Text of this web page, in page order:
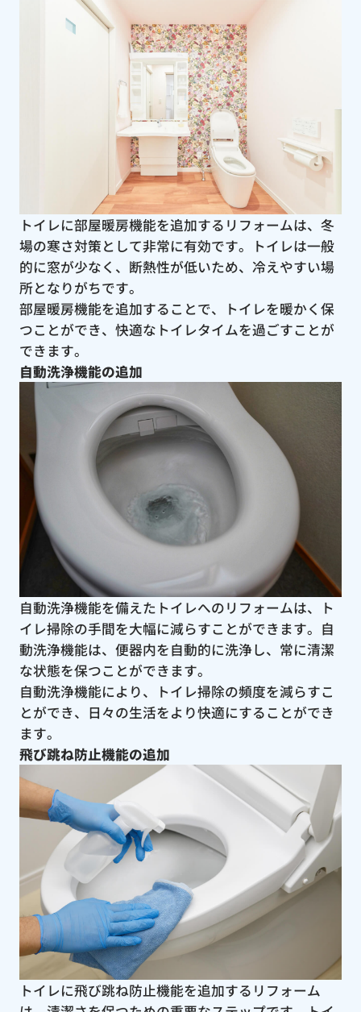
トイレに部屋暖房機能を追加するリフォームは、冬
場の寒さ対策として非常に有効です。トイレは一般
的に窓が少なく、断熱性が低いため、冷えやすい場
所となりがちです。
部屋暖房機能を追加することで、トイレを暖かく保
つことができ、快適なトイレタイムを過ごすことが
できます。
自動洗浄機能の追加
自動洗浄機能を備えたトイレへのリフォームは、ト
イレ掃除の手間を大幅に減らすことができます。自
動洗浄機能は、便器内を自動的に洗浄し、常に清潔
な状態を保つことができます。
自動洗浄機能により、トイレ掃除の頻度を減らすこ
とができ、日々の生活をより快適にすることができ
ます。
飛び跳ね防止機能の追加
トイレに飛び跳ね防止機能を追加するリフォーム